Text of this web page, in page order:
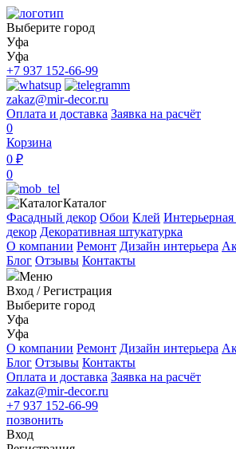
Выберите город
Уфа
Уфа
+7 937 152-66-99
zakaz@mir-decor.ru
Оплата и доставка Заявка на расчёт
0
Корзина
0 ₽
0
Каталог
Фасадный декор Обои Клей Интерьерная
декор Декоративная штукатурка
О компании Ремонт Дизайн интерьера
Блог Отзывы Контакты
Меню
Вход /Регистрация
Выберите город
Уфа
Уфа
О компании Ремонт Дизайн интерьера
Блог Отзывы Контакты
Оплата и доставка Заявка на расчёт
zakaz@mir-decor.ru
+7 937 152-66-99
позвонить
Вход